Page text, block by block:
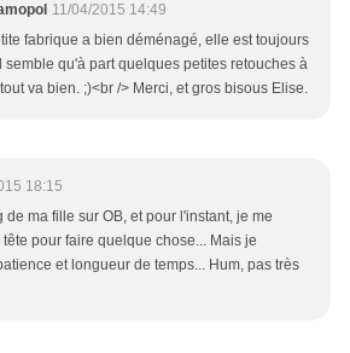
11/04/2015 14:49
fabrique a bien déménagé, elle est toujours
semble qu'à part quelques petites retouches à
va bien. ;)<br /> Merci, et gros bisous Elise.
18:15
de ma fille sur OB, et pour l'instant, je me
pour faire quelque chose... Mais je
et longueur de temps... Hum, pas très